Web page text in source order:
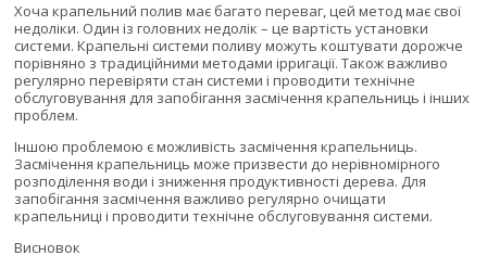
Хоча крапельний полив має багато переваг, цей метод має свої
недоліки. Один із головних недолік – це вартість установки
системи. Крапельні системи поливу можуть коштувати дорожче
порівняно з традиційними методами ірригації. Також важливо
регулярно перевіряти стан системи і проводити технічне
обслуговування для запобігання засмічення крапельниць і інших
проблем.
Іншою проблемою є можливість засмічення крапельниць.
Засмічення крапельниць може призвести до нерівномірного
розподілення води і зниження продуктивності дерева. Для
запобігання засмічення важливо регулярно очищати
крапельниці і проводити технічне обслуговування системи.
Висновок